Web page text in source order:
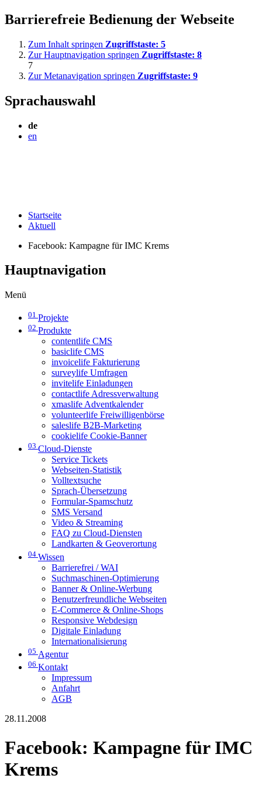
Barrierefreie Bedienung der Webseite
Zum Inhalt springen Zugriffstaste: 5
Zur Hauptnavigation springen Zugriffstaste: 8
7
Zur Metanavigation springen Zugriffstaste: 9
Sprachauswahl
de
en
Startseite
Aktuell
Facebook: Kampagne für IMC Krems
Hauptnavigation
Menü
01 Projekte
02 Produkte
contentlife CMS
basiclife CMS
invoicelife Fakturierung
surveylife Umfragen
invitelife Einladungen
contactlife Adressverwaltung
xmaslife Adventkalender
volunteerlife Freiwilligenbörse
saleslife B2B-Marketing
cookielife Cookie-Banner
03 Cloud-Dienste
Service Tickets
Webseiten-Statistik
Volltextsuche
Sprach-Übersetzung
Formular-Spamschutz
SMS Versand
Video & Streaming
FAQ zu Cloud-Diensten
Landkarten & Geoverortung
04 Wissen
Barrierefrei / WAI
Suchmaschinen-Optimierung
Banner & Online-Werbung
Benutzerfreundliche Webseiten
E-Commerce & Online-Shops
Responsive Webdesign
Digitale Einladung
Internationalisierung
05 Agentur
06 Kontakt
Impressum
Anfahrt
AGB
28.11.2008
Facebook: Kampagne für IMC
Krems